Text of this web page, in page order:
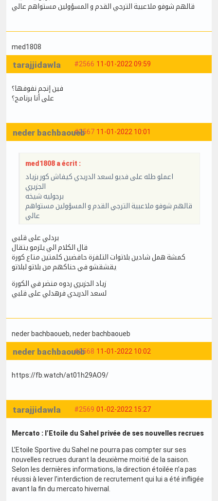
قالهم شوفو ملاعبية الترجي القدم و المسؤولين مستواهم عالي
med1808
#2566 11-01-2022 09:59
tarajjidawla
فين إنجم نفوفها؟
على أنا برنامج؟
#2567 11-01-2022 10:01
neder bachbaoueb
med1808 a écrit :
اعملو طله على فديو لسعد الدريدي كيفاش كور بزياد
الجزيري
برجوليه شيخه
قالهم شوفو ملاعبية الترجي القدم و المسؤولين مستواهم
عالي
بردلي على قلبي
قال الكلام الي يلزمو يتقال
كمشة همل شادين بلاتوات التلفزة حافضين كلمتين متاع كورة
يقشقشو في حناكهم من بلاتو لبلاتو
زياد الجزيري ردوه منضر في الكورة
لسعد الدريدي فرهدلي على قلبي
neder bachbaoueb, neder bachbaoueb
#2568 11-01-2022 10:02
neder bachbaoueb
https://fb.watch/at01h29AO9/
#2569 01-02-2022 15:27
tarajjidawla
Mercato : l’Etoile du Sahel privée de ses nouvelles recrues
L’Etoile Sportive du Sahel ne pourra pas compter sur ses
nouvelles recrues durant la deuxième moitié de la saison.
Selon les dernières informations, la direction étoilée n’a pas
réussi à lever l’interdiction de recrutement qui lui a été infligée
avant la fin du mercato hivernal.